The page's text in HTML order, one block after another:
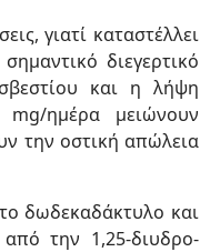
γιατί καταστέλλει
διεγερτικό
και η λήψη
ημέρα μειώνουν
την οστική απώλεια
δωδεκαδάκτυλο και
την 1,25-διυδρο-